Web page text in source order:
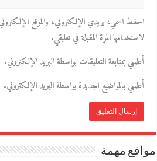
احفظ اسمي، بريدي الإلكتروني، والموقع
لاستخدامها المرة المقبلة في تعليقي.
أعلمني بمتابعة التعليقات بواسطة البريد الإلكتروني.
أعلمني بالمواضيع الجديدة بواسطة البريد الإلكتروني.
مواقع مهمة